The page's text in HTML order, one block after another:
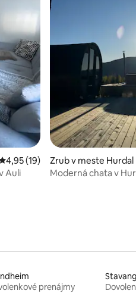
6
ohodnotenie 4,95 z
4,95 (19)
Auli
Zrub v meste Hurdal
Moderná chata v
prenájmy